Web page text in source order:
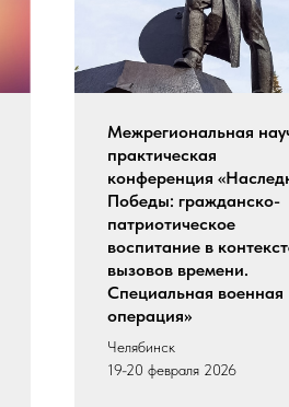
Межрегиональная
практическая
конференция
Победы: гражданско-
патриотическое
воспитание в
вызовов времени.
Специальная военная
операция»
Челябинск
19-20 февраля 2026